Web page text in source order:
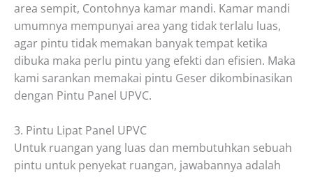
area sempit, Contohnya kamar mandi. Kamar mandi
umumnya mempunyai area yang tidak terlalu luas,
agar pintu tidak memakan banyak tempat ketika
dibuka maka perlu pintu yang efekti dan efisien. Maka
kami sarankan memakai pintu Geser dikombinasikan
dengan Pintu Panel UPVC.
3. Pintu Lipat Panel UPVC
Untuk ruangan yang luas dan membutuhkan sebuah
pintu untuk penyekat ruangan, jawabannya adalah